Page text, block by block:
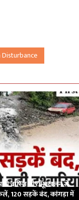
बारिश और भूस्खलन से
120 सड़कें बंद, कांगड़ा में